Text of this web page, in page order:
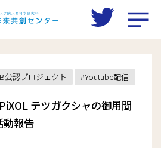
公認プロジェクト Youtube配信
テツガクシャの御用聞
動報告